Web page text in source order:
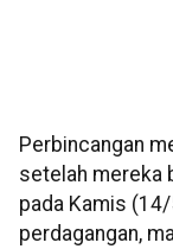
Perbincangan
setelah mereka
pada Kamis
perdagangan,